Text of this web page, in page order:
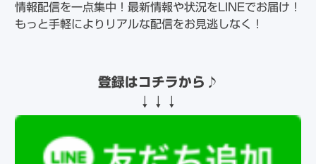
情報配信を一点集中！最新情報や状況をLINEでお届け！
もっと手軽によりリアルな配信をお見逃しなく！
登録はコチラから♪
↓↓↓